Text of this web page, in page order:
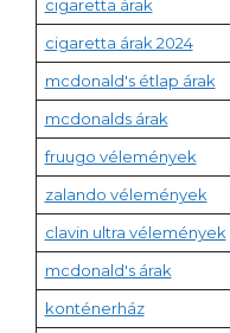
cigaretta árak
cigaretta árak 2024
mcdonald's étlap árak
mcdonalds árak
fruugo vélemények
zalando vélemények
clavin ultra vélemények
mcdonald's árak
konténerház